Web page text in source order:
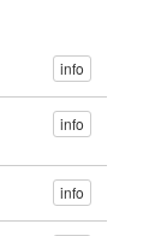
info
info
info